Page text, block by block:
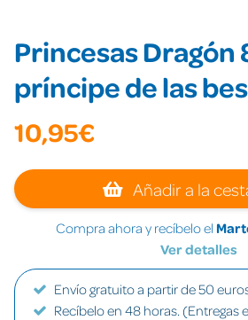
Princesas Dragón
príncipe de las
10,95€
Añadir a la
Compra ahora y recíbelo el
Ver detalles
Envío gratuito a partir de 50
Recíbelo en 48 horas. (Entregas